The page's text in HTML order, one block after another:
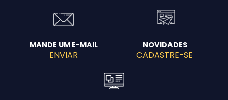
MANDE UM E-MAIL
ENVIAR
NOVIDADES
CADASTRE-SE